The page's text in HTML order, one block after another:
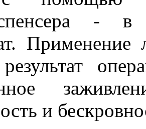
- в
Применение
и